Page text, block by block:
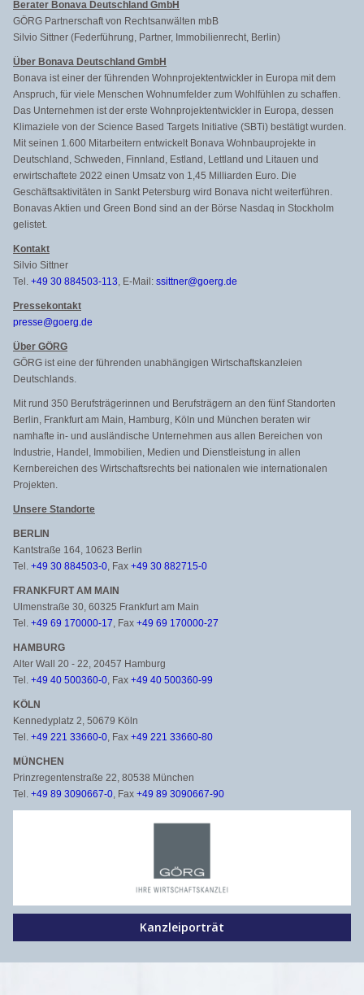
Berater Bonava Deutschland GmbH
GÖRG Partnerschaft von Rechtsanwälten mbB
Silvio Sittner (Federführung, Partner, Immobilienrecht, Berlin)
Über Bonava Deutschland GmbH
Bonava ist einer der führenden Wohnprojektentwickler in Europa mit dem
Anspruch, für viele Menschen Wohnumfelder zum Wohlfühlen zu schaffen.
Das Unternehmen ist der erste Wohnprojektentwickler in Europa, dessen
Klimaziele von der Science Based Targets Initiative (SBTi) bestätigt wurden.
Mit seinen 1.600 Mitarbeitern entwickelt Bonava Wohnbauprojekte in
Deutschland, Schweden, Finnland, Estland, Lettland und Litauen und
erwirtschaftete 2022 einen Umsatz von 1,45 Milliarden Euro. Die
Geschäftsaktivitäten in Sankt Petersburg wird Bonava nicht weiterführen.
Bonavas Aktien und Green Bond sind an der Börse Nasdaq in Stockholm
gelistet.
Kontakt
Silvio Sittner
Tel. +49 30 884503-113, E-Mail: ssittner@goerg.de
Pressekontakt
presse@goerg.de
Über GÖRG
GÖRG ist eine der führenden unabhängigen Wirtschaftskanzleien
Deutschlands.
Mit rund 350 Berufsträgerinnen und Berufsträgern an den fünf Standorten
Berlin, Frankfurt am Main, Hamburg, Köln und München beraten wir
namhafte in- und ausländische Unternehmen aus allen Bereichen von
Industrie, Handel, Immobilien, Medien und Dienstleistung in allen
Kernbereichen des Wirtschaftsrechts bei nationalen wie internationalen
Projekten.
Unsere Standorte
BERLIN
Kantstraße 164, 10623 Berlin
Tel. +49 30 884503-0, Fax +49 30 882715-0
FRANKFURT AM MAIN
Ulmenstraße 30, 60325 Frankfurt am Main
Tel. +49 69 170000-17, Fax +49 69 170000-27
HAMBURG
Alter Wall 20 - 22, 20457 Hamburg
Tel. +49 40 500360-0, Fax +49 40 500360-99
KÖLN
Kennedyplatz 2, 50679 Köln
Tel. +49 221 33660-0, Fax +49 221 33660-80
MÜNCHEN
Prinzregentenstraße 22, 80538 München
Tel. +49 89 3090667-0, Fax +49 89 3090667-90
Kanzleiporträt